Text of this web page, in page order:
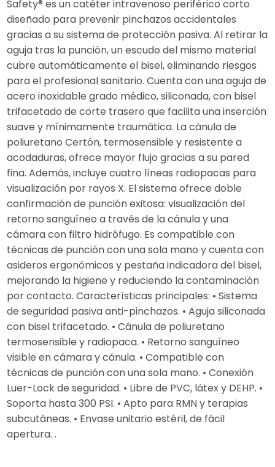
Safety® es un catéter intravenoso periférico corto
diseñado para prevenir pinchazos accidentales
gracias a su sistema de protección pasiva. Al retirar la
aguja tras la punción, un escudo del mismo material
cubre automáticamente el bisel, eliminando riesgos
para el profesional sanitario. Cuenta con una aguja de
acero inoxidable grado médico, siliconada, con bisel
trifacetado de corte trasero que facilita una inserción
suave y mínimamente traumática. La cánula de
poliuretano Certón, termosensible y resistente a
acodaduras, ofrece mayor flujo gracias a su pared
fina. Además, incluye cuatro líneas radiopacas para
visualización por rayos X. El sistema ofrece doble
confirmación de punción exitosa: visualización del
retorno sanguíneo a través de la cánula y una
cámara con filtro hidrófugo. Es compatible con
técnicas de punción con una sola mano y cuenta con
asideros ergonómicos y pestaña indicadora del bisel,
mejorando la higiene y reduciendo la contaminación
por contacto. Características principales: • Sistema
de seguridad pasiva anti-pinchazos. • Aguja siliconada
con bisel trifacetado. • Cánula de poliuretano
termosensible y radiopaca. • Retorno sanguíneo
visible en cámara y cánula. • Compatible con
técnicas de punción con una sola mano. • Conexión
Luer-Lock de seguridad. • Libre de PVC, látex y DEHP. •
Soporta hasta 300 PSI. • Apto para RMN y terapias
subcutáneas. • Envase unitario estéril, de fácil
apertura. .